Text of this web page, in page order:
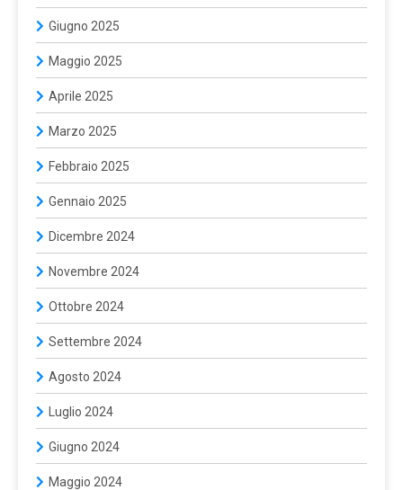
Giugno 2025
Maggio 2025
Aprile 2025
Marzo 2025
Febbraio 2025
Gennaio 2025
Dicembre 2024
Novembre 2024
Ottobre 2024
Settembre 2024
Agosto 2024
Luglio 2024
Giugno 2024
Maggio 2024